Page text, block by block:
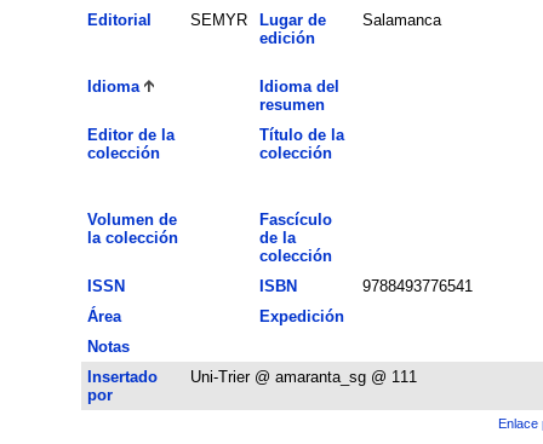
Editorial
SEMYR
Lugar de
edición
Salamanca
Idioma
Idioma del
resumen
Editor de la
colección
Título de la
colección
Volumen de
la colección
Fascículo
de la
colección
ISSN
ISBN
9788493776541
Área
Expedición
Notas
Insertado
por
Uni-Trier @ amaranta_sg @ 111
Enlace